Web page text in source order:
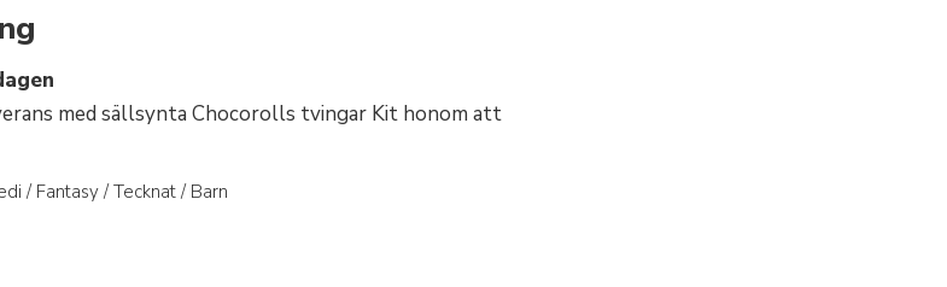
med sällsynta Chocorolls tvingar Kit honom att
/ Fantasy / Tecknat / Barn